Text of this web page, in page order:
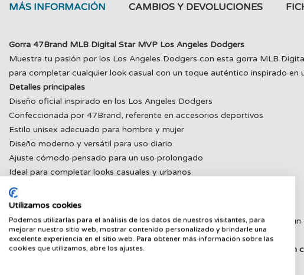
MÁS INFORMACIÓN CAMBIOS Y DEVOLUCIONES
Gorra 47Brand MLB Digital Star MVP Los Angeles Dodgers
Muestra tu pasión por los Los Angeles Dodgers con esta gorra MLB
para completar cualquier look casual con un toque auténtico inspirado en
Detalles principales
Diseño oficial inspirado en los Los Angeles Dodgers
Confeccionada por 47Brand, referente en accesorios deportivos
Estilo unisex adecuado para hombre y mujer
Diseño moderno y versátil para uso diario
Ajuste cómodo pensado para un uso prolongado
Ideal para completar looks casuales y urbanos
Acabados de calidad que reflejan la identidad del equipo
Perfecta para aficionados al béisbol y al estilo deportivo
Perfecta para llevar en el día a día, asistir a eventos deportivos o añadir
chaquetas para conseguir un look relajado y actual.
Una gorra imprescindible para los seguidores de los Dodgers que
Utilizamos cookies
Podemos utilizarlas para el análisis de los datos de nuestros visitantes, para
mejorar nuestro sitio web, mostrar contenido personalizado y brindarle una
excelente experiencia en el sitio web. Para obtener más información sobre las
cookies que utilizamos, abre los ajustes.